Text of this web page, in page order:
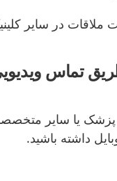
ملاقات در سایر
تماس
پزشک یا سایر
داشته باشید.